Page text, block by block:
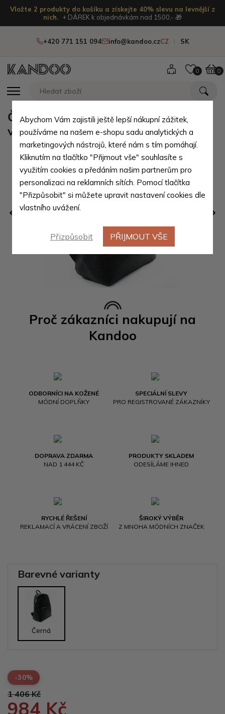
Vložte 2 produkty do košíku a získejte 40% slevu na levnější z
nich.
+ DÁREK k objednávkám nad 1500,- 🎁
+420 771 151 094 info@kandoo.czCZ SK
0 0
Proč zákazníci nakupují na
Kandoo
ODBORNÍCI NA KOŽENÉ
MÓDNÍ DOPLŇKY
SPECIÁLNÍ SLEVY
PRO REGISTROVANÉ ZÁKAZNÍKY
DOPRAVA ZDARMA
NAD 1 444 KČ
PRODUKTY SKLADEM
ODESÍLÁME IHNED
RYCHLÉ ŘEŠENÍ
REKLAMACÍ A VRÁCENÍ ZBOŽÍ
ŠIROKÝ VÝBĚR
Z MNOHA MÓDNÍCH ZNAČEK
Černošedý moderní batoh se
vzorem Aulikki
Barevné varianty
Černá
-30%
1 406 Kč
984 Kč
Abychom Vám zajistili ještě lepší nákupní zážitek,
používáme na našem e-shopu sadu analytických a
marketingových nástrojů, které nám s tím pomáhají.
Kliknutím na tlačítko "Přijmout vše" souhlasíte s
využitím cookies a předáním našim partnerům pro
personalizaci na reklamních sítích. Pomocí tlačítka
"Přizpůsobit" si můžete upravit nastavení cookies dle
vlastního uvážení.
Přizpůsobit PŘIJMOUT VŠE